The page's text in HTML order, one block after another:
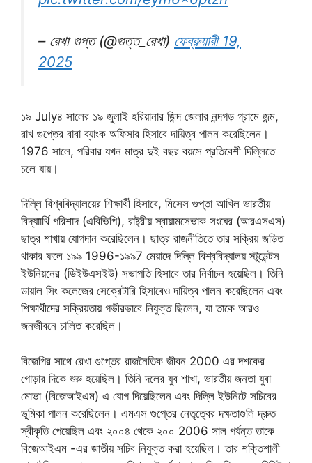
– রেখা গুপ্ত (@গুত্ত_রেখা) ফেব্রুয়ারী 19,
2025
১৯ July৪ সালের ১৯ জুলাই হরিয়ানার জিন্দ জেলার নন্দগড় গ্রামে জন্ম,
রাখ গুপ্তের বাবা ব্যাংক অফিসার হিসাবে দায়িত্ব পালন করেছিলেন।
1976 সালে, পরিবার যখন মাত্র দুই বছর বয়সে প্রতিবেশী দিল্লিতে
চলে যায়।
দিল্লি বিশ্ববিদ্যালয়ের শিক্ষার্থী হিসাবে, মিসেস গুপ্তা আখিল ভারতীয়
বিদ্যাার্থি পরিশাদ (এবিভিপি), রাষ্ট্রীয় স্বায়ামসেভাক সংঘের (আরএসএস)
ছাত্র শাখায় যোগদান করেছিলেন। ছাত্র রাজনীতিতে তার সক্রিয় জড়িত
থাকার ফলে ১৯৯ 1996-১৯৯7 মেয়াদে দিল্লি বিশ্ববিদ্যালয় স্টুডেন্টস
ইউনিয়নের (ডিইউএসইউ) সভাপতি হিসাবে তার নির্বাচন হয়েছিল। তিনি
ডায়াল সিং কলেজের সেক্রেটারি হিসাবেও দায়িত্ব পালন করেছিলেন এবং
শিক্ষার্থীদের সক্রিয়তায় গভীরভাবে নিযুক্ত ছিলেন, যা তাকে আরও
জনজীবনে চালিত করেছিল।
বিজেপির সাথে রেখা গুপ্তের রাজনৈতিক জীবন 2000 এর দশকের
গোড়ার দিকে শুরু হয়েছিল। তিনি দলের যুব শাখা, ভারতীয় জনতা যুবা
মোভা (বিজেআইএম) এ যোগ দিয়েছিলেন এবং দিল্লি ইউনিটে সচিবের
ভূমিকা পালন করেছিলেন। এমএস গুপ্তের নেতৃত্বের দক্ষতাগুলি দ্রুত
স্বীকৃতি পেয়েছিল এবং ২০০৪ থেকে ২০০ 2006 সাল পর্যন্ত তাকে
বিজেআইএম -এর জাতীয় সচিব নিযুক্ত করা হয়েছিল। তার শক্তিশালী